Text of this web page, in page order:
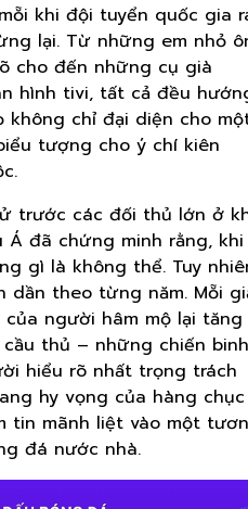
khi đội tuyển quốc gia
lại. Từ những em nhỏ
cho đến những cụ già
hình tivi, tất cả đều
không chỉ đại diện cho
tượng cho ý chí kiên
trước các đối thủ lớn ở
đã chứng minh rằng, khi
gì là không thể. Tuy
dần theo từng năm. Mỗi
người hâm mộ lại tăng
thủ – những chiến binh
hiểu rõ nhất trọng trách
hy vọng của hàng chục
tin mãnh liệt vào một
đá nước nhà.